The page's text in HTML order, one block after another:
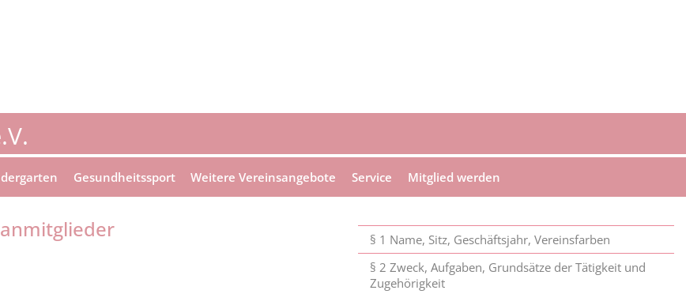
Gesundheitssport Weitere Vereinsangebote Service Mitglied werden
§ 1 Name, Sitz, Geschäftsjahr, Vereinsfarben
§ 2 Zweck, Aufgaben, Grundsätze der Tätigkeit und
Zugehörigkeit